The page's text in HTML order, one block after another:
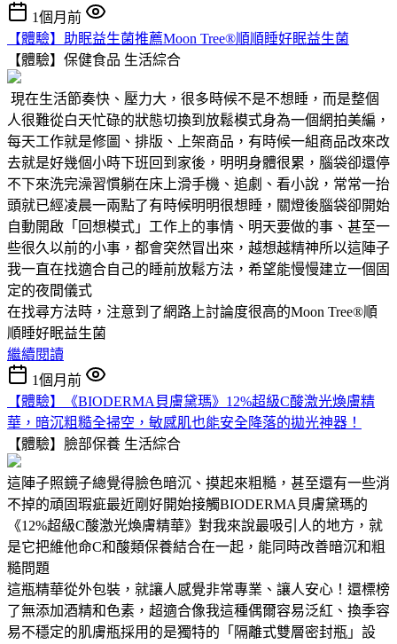
1個月前
【體驗】助眠益生菌推薦Moon Tree®順順睡好眠益生菌
【體驗】保健食品 生活綜合
現在生活節奏快、壓力大，很多時候不是不想睡，而是整個
人很難從白天忙碌的狀態切換到放鬆模式身為一個網拍美編，
每天工作就是修圖、排版、上架商品，有時候一組商品改來改
去就是好幾個小時下班回到家後，明明身體很累，腦袋卻還停
不下來洗完澡習慣躺在床上滑手機、追劇、看小說，常常一抬
頭就已經凌晨一兩點了有時候明明很想睡，關燈後腦袋卻開始
自動開啟「回想模式」工作上的事情、明天要做的事、甚至一
些很久以前的小事，都會突然冒出來，越想越精神所以這陣子
我一直在找適合自己的睡前放鬆方法，希望能慢慢建立一個固
定的夜間儀式
在找尋方法時，注意到了網路上討論度很高的Moon Tree®順
順睡好眠益生菌
繼續閱讀
1個月前
【體驗】《BIODERMA貝膚黛瑪》12%超級C酸激光煥膚精
華，暗沉粗糙全掃空，敏感肌也能安全降落的拋光神器！
【體驗】臉部保養 生活綜合
這陣子照鏡子總覺得臉色暗沉、摸起來粗糙，甚至還有一些消
不掉的頑固瑕疵最近剛好開始接觸BIODERMA貝膚黛瑪的
《12%超級C酸激光煥膚精華》對我來說最吸引人的地方，就
是它把維他命C和酸類保養結合在一起，能同時改善暗沉和粗
糙問題
這瓶精華從外包裝，就讓人感覺非常專業、讓人安心！還標榜
了無添加酒精和色素，超適合像我這種偶爾容易泛紅、換季容
易不穩定的肌膚瓶採用的是獨特的「隔離式雙層密封瓶」設